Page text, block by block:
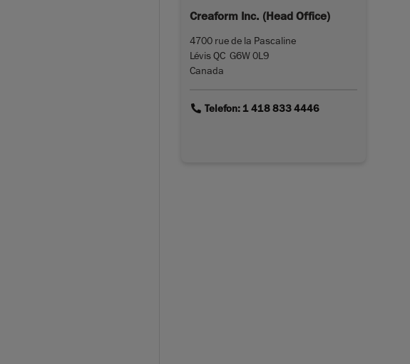
Creaform Inc. (Head Office)
4700 rue de la Pascaline
Lévis QC G6W 0L9
Canada
linkTelefon: 1 418 833 4446